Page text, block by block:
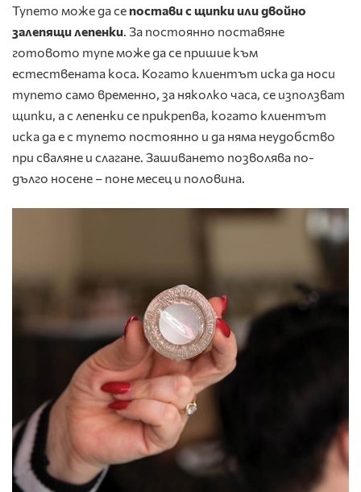
Тупето може да се постави с щипки или двойно
залепящи лепенки. За постоянно поставяне
готовото тупе може да се пришие към
естествената коса. Когато клиентът иска да носи
тупето само временно, за няколко часа, се използват
щипки, а с лепенки се прикрепва, когато клиентът
иска да е с тупето постоянно и да няма неудобство
при сваляне и слагане. Зашиването позволява по-
дълго носене – поне месец и половина.